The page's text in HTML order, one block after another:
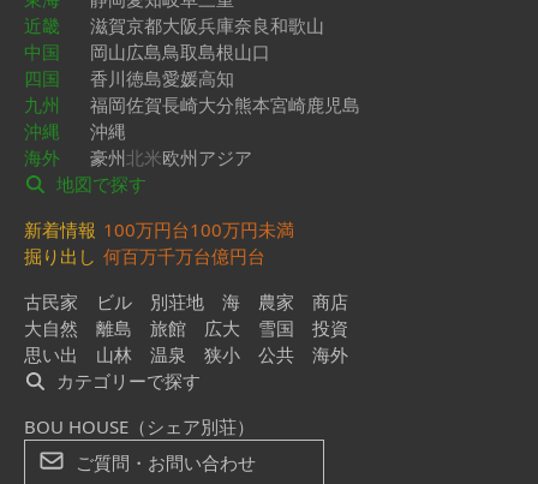
近畿
滋賀京都大阪兵庫奈良和歌山
中国
岡山広島鳥取島根山口
四国
香川徳島愛媛高知
九州
福岡佐賀長崎大分熊本宮崎鹿児島
沖縄
沖縄
海外
豪州北米欧州アジア
地図で探す
新着情報 100万円台100万円未満
掘り出し 何百万千万台億円台
古民家
ビル 別荘地 海 農家
商店
大自然
離島 旅館 広大 雪国
投資
思い出
山林 温泉 狭小 公共
海外
カテゴリーで探す
BOU HOUSE（シェア別荘）
ご質問・お問い合わせ